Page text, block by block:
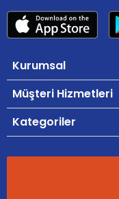
Kurumsal
Müşteri Hizmetleri
Kategoriler